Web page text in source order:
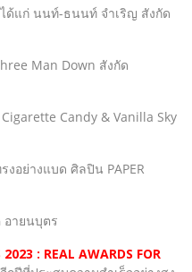
ได้แก่ นนท์-ธนนท์ จำเริญ สังกัด
Man Down สังกัด
Candy & Vanilla Sky
งอย่างแบด ศิลปิน PAPER
อายนบุตร
: REAL AWARDS FOR